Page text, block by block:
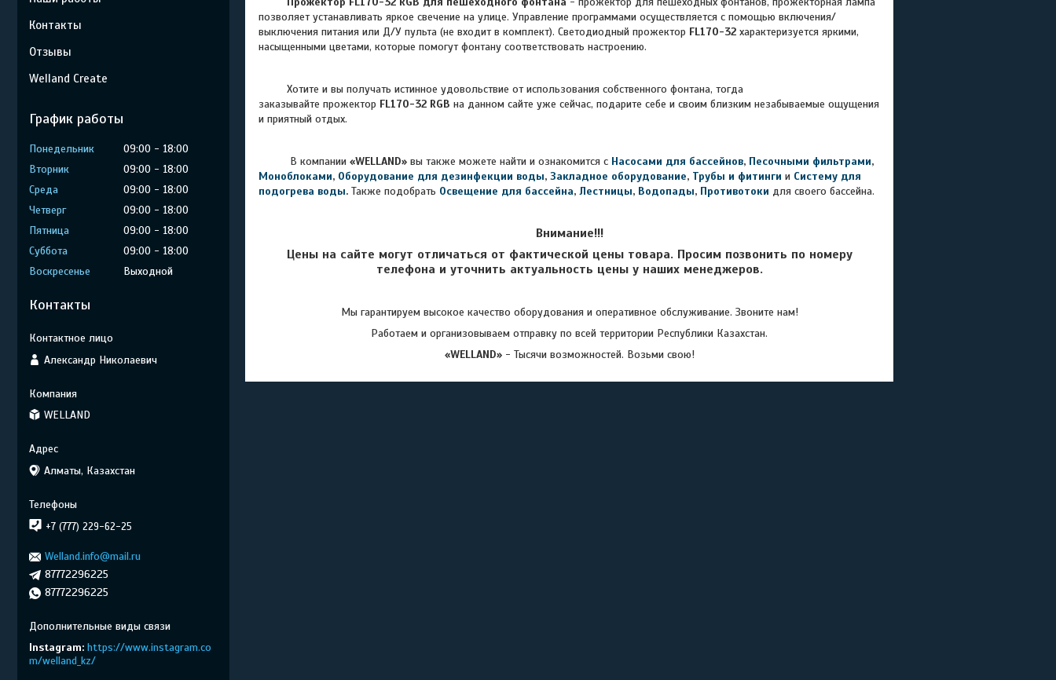
позволяет устанавливать яркое свечение на улице. Управление программами осуществляется с помощью включения/
выключения питания или Д/У пульта (не входит в комплект). Светодиодный прожектор FL170-32 характеризуется яркими,
насыщенными цветами, которые помогут фонтану соответствовать настроению.
Хотите и вы получать истинное удовольствие от использования собственного фонтана, тогда
заказывайте прожектор FL170-32 RGB на данном сайте уже сейчас, подарите себе и своим близким незабываемые ощущения
и приятный отдых.
В компании «WELLAND» вы также можете найти и ознакомится с Насосами для бассейнов, Песочными фильтрами,
Моноблоками, Оборудование для дезинфекции воды, Закладное оборудование, Трубы и фитинги и Систему для
подогрева воды. Также подобрать Освещение для бассейна, Лестницы, Водопады, Противотоки для своего бассейна.
Внимание!!!
Цены на сайте могут отличаться от фактической цены товара. Просим позвонить по номеру
телефона и уточнить актуальность цены у наших менеджеров.
Мы гарантируем высокое качество оборудования и оперативное обслуживание. Звоните нам!
Работаем и организовываем отправку по всей территории Республики Казахстан.
«WELLAND»- Тысячи возможностей. Возьми свою!
Контакты
Отзывы
Welland Create
График работы
Понедельник 09:00
18:00
Вторник
09:00
18:00
Среда
09:00
18:00
Четверг
09:00
18:00
Пятница
09:00
18:00
Суббота
09:00
18:00
Воскресенье
Выходной
Контакты
Александр Николаевич
WELLAND
Алматы, Казахстан
+7 (777) 229-62-25
Welland.info@mail.ru
87772296225
87772296225
Instagram https://www.instagram.co
m/welland_kz/